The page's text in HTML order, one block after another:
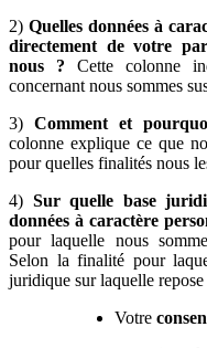
2) Quelles données à
directement de votre
nous
? Cette colonne
concernant nous sommes
3) Comment et
colonne explique ce que
pour quelles finalités nous
4) Sur quelle base
données à caractère
pour laquelle nous
Selon la finalité pour
juridique sur laquelle
Votre